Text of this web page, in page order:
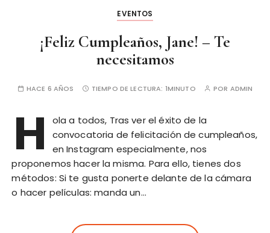
EVENTOS
¡Feliz Cumpleaños, Jane! – Te
necesitamos
HACE 6 AÑOS TIEMPO DE LECTURA: 1MINUTO POR ADMIN
H
ola a todos, Tras ver el éxito de la
convocatoria de felicitación de cumpleaños,
en Instagram especialmente, nos
proponemos hacer la misma. Para ello, tienes dos
métodos: Si te gusta ponerte delante de la cámara
o hacer películas: manda un…